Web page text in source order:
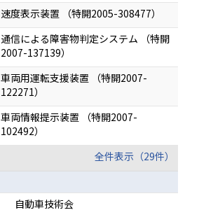
速度表示装置 （特開2005-308477）
通信による障害物判定システム （特開
2007-137139）
車両用運転支援装置 （特開2007-
122271）
車両情報提示装置 （特開2007-
102492）
全件表示（29件）
自動車技術会